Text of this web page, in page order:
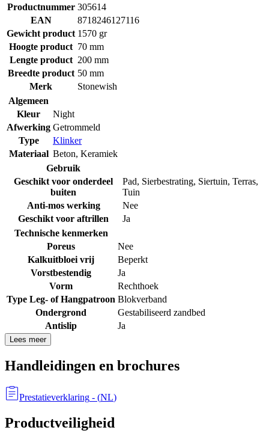
Productnummer 305614
EAN
8718246127116
Gewicht product 1570 gr
Hoogte product 70 mm
Lengte product 200 mm
Breedte product 50 mm
Merk
Stonewish
Algemeen
Kleur
Night
Afwerking Getrommeld
Type
Klinker
Materiaal Beton, Keramiek
Gebruik
Geschikt voor onderdeel
buiten
Pad, Sierbestrating, Siertuin, Terras,
Tuin
Anti-mos werking
Nee
Geschikt voor aftrillen
Ja
Technische kenmerken
Poreus
Nee
Kalkuitbloei vrij
Beperkt
Vorstbestendig
Ja
Vorm
Rechthoek
Type Leg- of Hangpatroon Blokverband
Ondergrond
Gestabiliseerd zandbed
Antislip
Ja
Lees meer
Handleidingen en brochures
Prestatieverklaring - (NL)
Productveiligheid